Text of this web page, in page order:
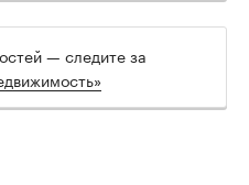
— следите за